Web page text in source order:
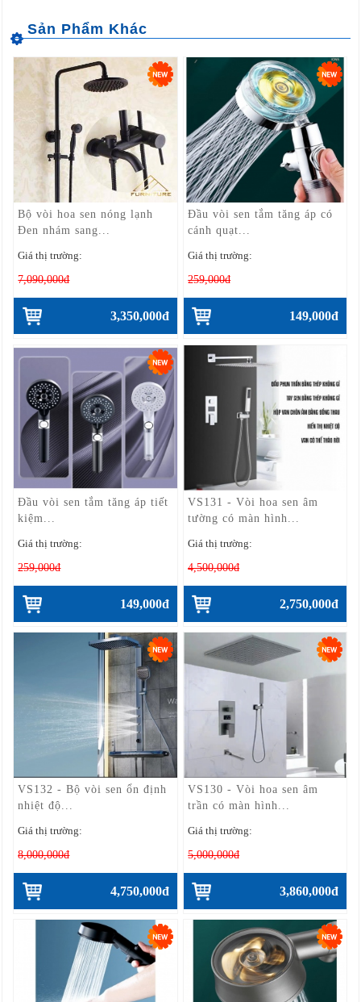
Bộ vòi hoa sen nóng lạnh
Đen nhám sang...
Giá thị trường:
7,090,000đ
3,350,000đ
Đầu vòi sen tắm tăng áp có
cánh quạt...
Giá thị trường:
259,000đ
149,000đ
Đầu vòi sen tắm tăng áp tiết
kiệm...
Giá thị trường:
259,000đ
149,000đ
VS131 - Vòi hoa sen âm
tường có màn hình...
Giá thị trường:
4,500,000đ
2,750,000đ
VS132 - Bộ vòi sen ổn định
nhiệt độ...
Giá thị trường:
8,000,000đ
4,750,000đ
VS130 - Vòi hoa sen âm
trần có màn hình...
Giá thị trường:
5,000,000đ
3,860,000đ